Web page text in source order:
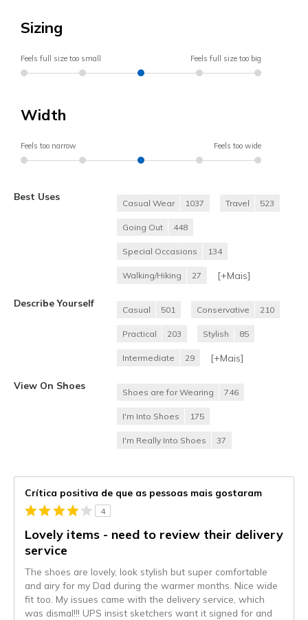
Sizing
Feels full size too small Feels full size too big
Width
Feels too narrow Feels too wide
Best Uses
Casual Wear 1037 Travel 523
Going Out 448
Special Occasions 134
Walking/Hiking 27 [+Mais]
Describe Yourself
Casual 501 Conservative 210
Practical 203 Stylish 85
Intermediate 29 [+Mais]
View On Shoes
Shoes are for Wearing 746
I'm Into Shoes 175
I'm Really Into Shoes 37
Crítica positiva de que as pessoas mais gostaram
4
Lovely items - need to review their delivery
service
The shoes are lovely, look stylish but super comfortable
and airy for my Dad during the warmer months. Nice wide
fit too. My issues came with the delivery service, which
was dismal!!! UPS insist sketchers want it signed for and